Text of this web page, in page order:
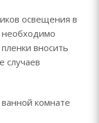
освещения в
вносить
случаев
комнате